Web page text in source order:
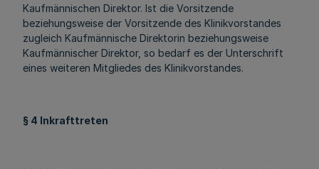
Kaufmännischen Direktor. Ist die Vorsitzende
beziehungsweise der Vorsitzende des Klinikvorstandes
zugleich Kaufmännische Direktorin beziehungsweise
Kaufmännischer Direktor, so bedarf es der Unterschrift
eines weiteren Mitgliedes des Klinikvorstandes.
§ 4 Inkrafttreten